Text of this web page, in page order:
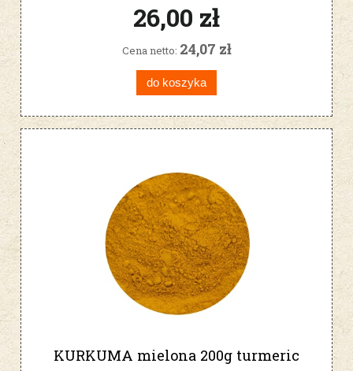
26,00 zł
Cena netto: 24,07 zł
do koszyka
KURKUMA mielona 200g turmeric